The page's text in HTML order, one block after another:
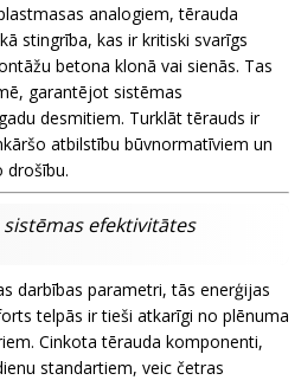
analogiem, tērauda
stingrība, kas ir kritiski svarīgs
betona klonā vai sienās. Tas
garantējot sistēmas
desmitiem. Turklāt tērauds ir
atbilstību būvnormatīviem un
drošību.
efektivitātes
darbības parametri, tās enerģijas
telpās ir tieši atkarīgi no plēnuma
Cinkota tērauda komponenti,
standartiem, veic četras